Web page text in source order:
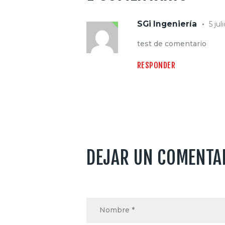
SGi Ingeniería 5
test de comentario
RESPONDER
DEJAR UN